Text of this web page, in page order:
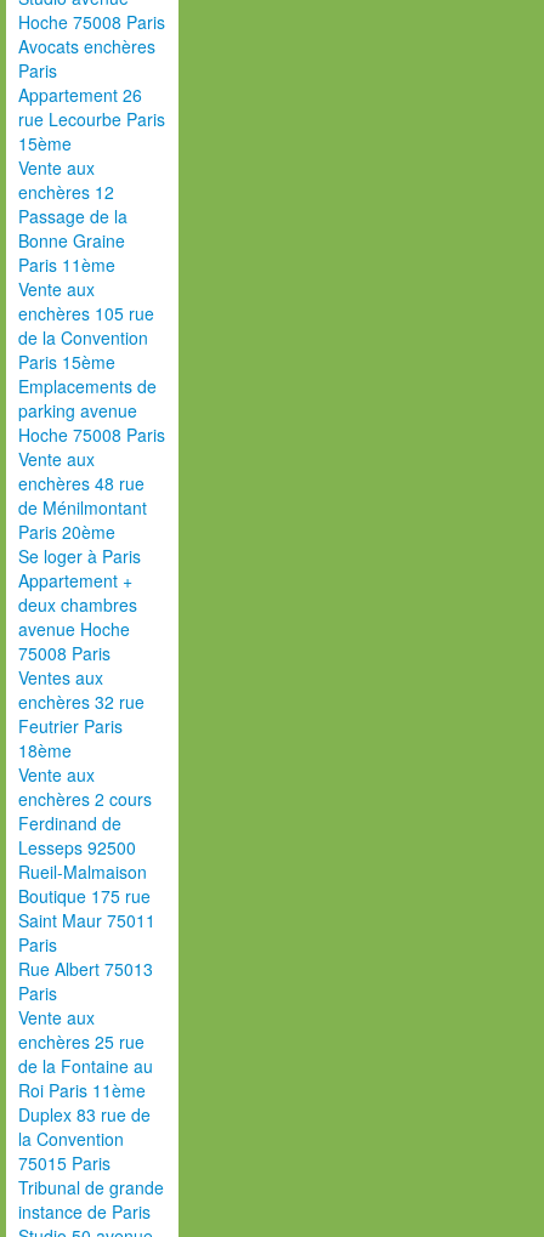
Hoche 75008 Paris
Avocats enchères
Paris
Appartement 26
rue Lecourbe Paris
15ème
Vente aux
enchères 12
Passage de la
Bonne Graine
Paris 11ème
Vente aux
enchères 105 rue
de la Convention
Paris 15ème
Emplacements de
parking avenue
Hoche 75008 Paris
Vente aux
enchères 48 rue
de Ménilmontant
Paris 20ème
Se loger à Paris
Appartement +
deux chambres
avenue Hoche
75008 Paris
Ventes aux
enchères 32 rue
Feutrier Paris
18ème
Vente aux
enchères 2 cours
Ferdinand de
Lesseps 92500
Rueil-Malmaison
Boutique 175 rue
Saint Maur 75011
Paris
Rue Albert 75013
Paris
Vente aux
enchères 25 rue
de la Fontaine au
Roi Paris 11ème
Duplex 83 rue de
la Convention
75015 Paris
Tribunal de grande
instance de Paris